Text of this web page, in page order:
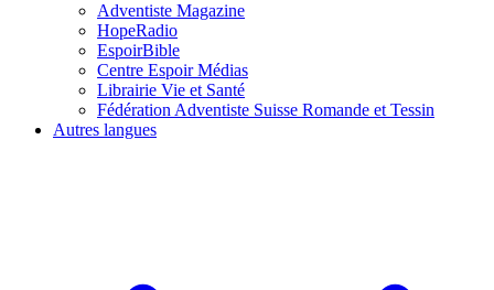
Adventiste Magazine
HopeRadio
EspoirBible
Centre Espoir Médias
Librairie Vie et Santé
Fédération Adventiste Suisse Romande et Tessin
Autres langues